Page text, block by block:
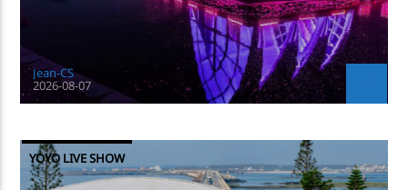
Jean-CS
2026-08-07
YOYO LIVE SHOW